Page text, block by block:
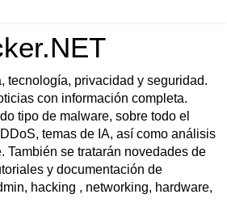
tecnología, privacidad y seguridad.
con información completa.
tipo de malware, sobre todo el
temas de IA, así como análisis
También se tratarán novedades de
y documentación de
hacking , networking, hardware,